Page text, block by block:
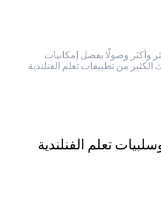
وأكثر وصولًا بفضل إمكانيات
الكثير من تطبيقات تعلم الفنلندية
تعلم الفنلندية